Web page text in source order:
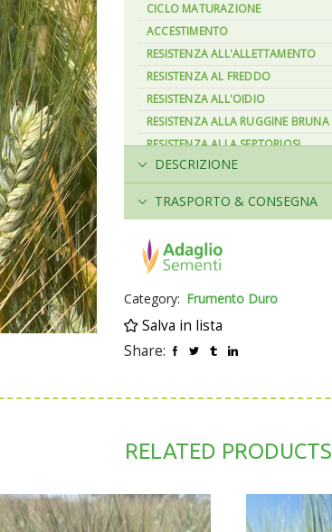
CICLO MATURAZIONE
ACCESTIMENTO
RESISTENZA ALL'ALLETTAMENTO
RESISTENZA AL FREDDO
RESISTENZA ALL'OIDIO
RESISTENZA ALLA RUGGINE BRUNA
RESISTENZA ALLA SEPTORIOSI
RESISTENZA ALLA FUSARIOSI
INDICE DI GLUTINE
INDICE DI GIALLO
BIANCONATURA CARIOSSIDE
UTILIZZO
DESCRIZIONE
TRASPORTO & CONSEGNA
Category: Frumento Duro
Salva in lista
Share:
RELATED PRODUCTS